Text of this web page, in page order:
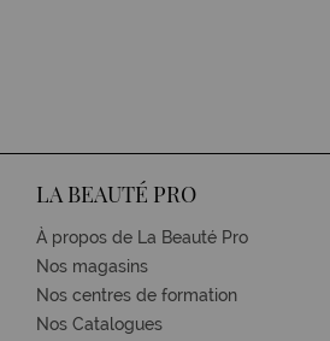
LA BEAUTÉ PRO
À propos de La Beauté Pro
Nos magasins
Nos centres de formation
Nos Catalogues